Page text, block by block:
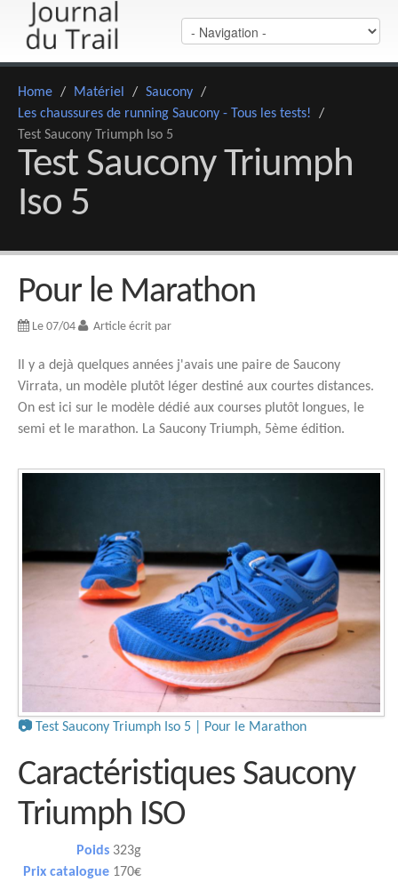
Home / Matériel / Saucony /
Les chaussures de running Saucony - Tous les tests!
/
Test Saucony Triumph Iso 5
Test Saucony Triumph
Iso 5
Pour le Marathon
Le 07/04 Article écrit par
Il y a dejà quelques années j'avais une paire de Saucony
Virrata, un modèle plutôt léger destiné aux courtes distances.
On est ici sur le modèle dédié aux courses plutôt longues, le
semi et le marathon. La Saucony Triumph, 5ème édition.
📷 Test Saucony Triumph Iso 5 | Pour le Marathon
Caractéristiques Saucony
Triumph ISO
Poids 323g
Prix catalogue 170€